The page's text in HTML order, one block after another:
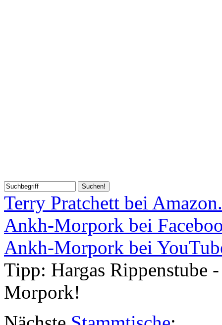
Terry Pratchett bei
Ankh-Morpork bei
Ankh-Morpork bei
Tipp: Hargas Rippenstube
Morpork!